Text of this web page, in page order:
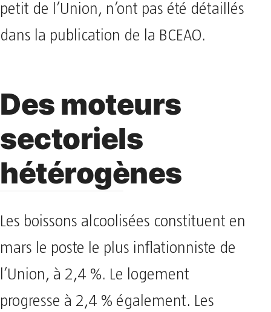
petit de l’Union, n’ont pas été détaillés
dans la publication de la BCEAO.
Des moteurs
sectoriels
hétérogènes
Les boissons alcoolisées constituent en
mars le poste le plus inflationniste de
l’Union, à 2,4 %. Le logement
progresse à 2,4 % également. Les